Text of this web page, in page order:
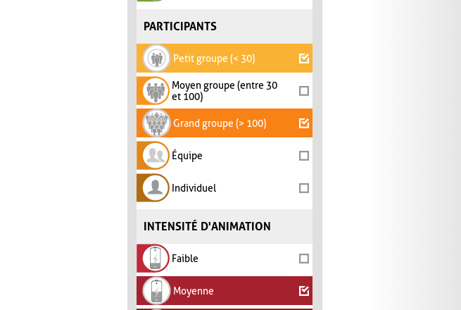
PARTICIPANTS
Petit groupe (< 30)
Moyen groupe (entre 30
et 100)
Grand groupe (> 100)
Équipe
Individuel
INTENSITÉ D'ANIMATION
Faible
Moyenne